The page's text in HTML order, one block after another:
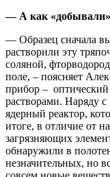
— А как «добывали»
— Образец сначала
растворили эту
соляной,
поле, – поясняет
прибор – оптический
растворами. Наряду
ядерный реактор,
итоге, в отличие от
загрязняющих
обнаружили в
незначительных, но